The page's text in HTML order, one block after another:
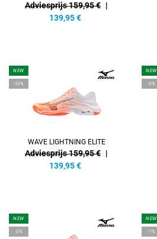
Adviesprijs 159,95 € |
139,95 €
NEW
-13%
WAVE LIGHTNING ELITE
Adviesprijs 159,95 € |
139,95 €
NEW
-5%
NEW
-5%
NEW
-7%